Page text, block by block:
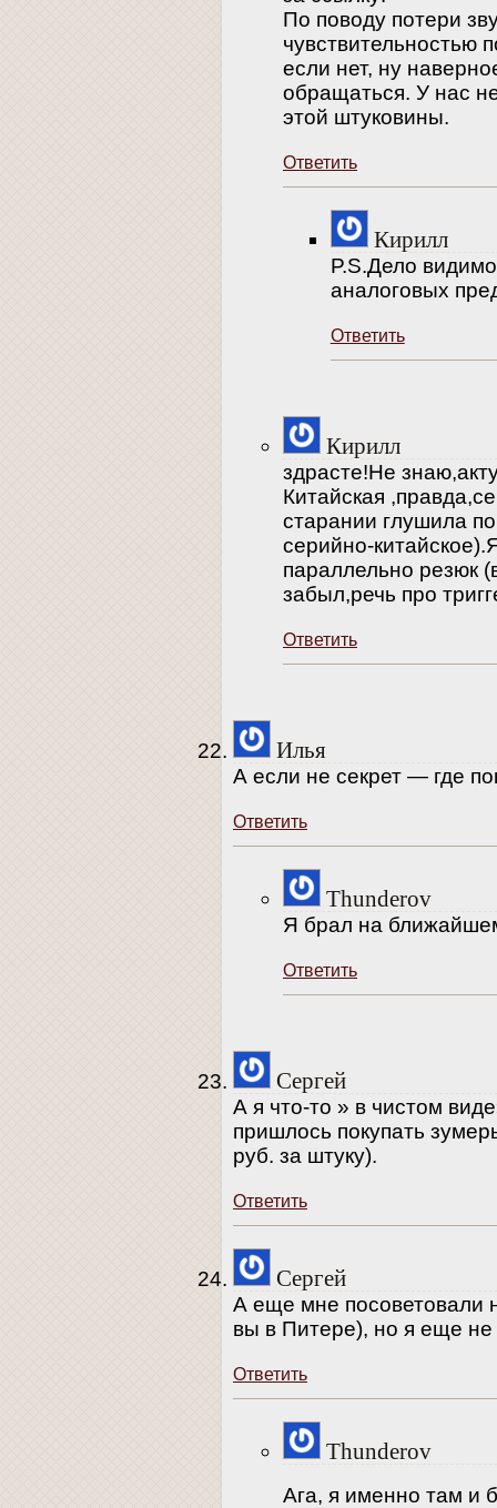
По поводу потери
чувствительностью
если нет, ну
обращаться. У нас
этой штуковины.
Ответить
Кирилл
P.S.Дело
аналоговых
Ответить
Кирилл
здрасте!Не
Китайская
старании глушила
серийно-
параллельно резюк
забыл,речь про
Ответить
Илья
А если не секрет — где
Ответить
Thunderov
Я брал на
Ответить
Сергей
А я что-то » в чистом
пришлось покупать
руб. за штуку).
Ответить
Сергей
А еще мне посоветовали
вы в Питере), но я еще
Ответить
Thunderov
Ага, я именно там и